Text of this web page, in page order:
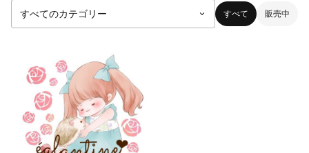
すべて 販売中